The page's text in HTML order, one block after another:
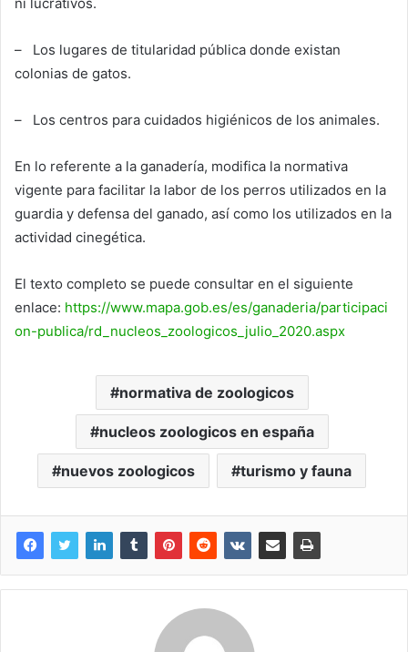
ni lucrativos.
– Los lugares de titularidad pública donde existan
colonias de gatos.
– Los centros para cuidados higiénicos de los animales.
En lo referente a la ganadería, modifica la normativa
vigente para facilitar la labor de los perros utilizados en la
guardia y defensa del ganado, así como los utilizados en la
actividad cinegética.
El texto completo se puede consultar en el siguiente
enlace: https://www.mapa.gob.es/es/ganaderia/participaci
on-publica/rd_nucleos_zoologicos_julio_2020.aspx
normativa de zoologicos
nucleos zoologicos en españa
nuevos zoologicos turismo y fauna